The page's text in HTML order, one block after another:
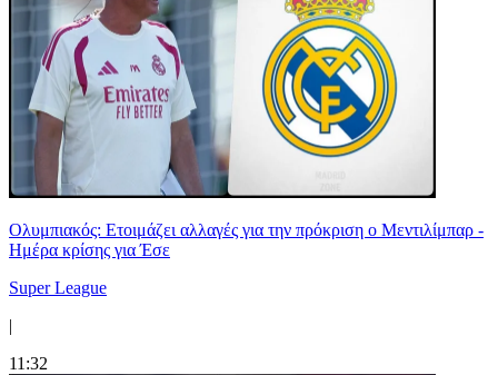
Ολυμπιακός: Ετοιμάζει αλλαγές για την πρόκριση ο Μεντιλίμπαρ -
Ημέρα κρίσης για Έσε
Super League
|
11:32